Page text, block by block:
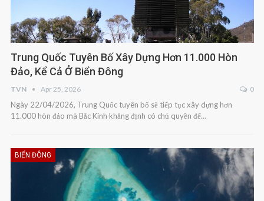
Trung Quốc Tuyên Bố Xây Dựng Hơn 11.000 Hòn
Đảo, Kể Cả Ở Biển Đông
TVN Apr 25, 2026 0
Ngày 22/04/2026, Trung Quốc tuyên bố sẽ tiếp tục xây dựng hơn
11.000 hòn đảo mà Bắc Kinh khẳng định có chủ quyền để…
BIỂN ĐÔNG